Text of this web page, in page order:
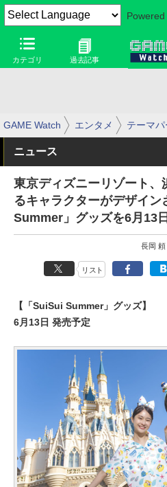
Powered
カテゴリ 過去記事
GAME Watch エンタメ テーマパ
ニュース
東京ディズニーリゾート、
るキャラクターがデザイ
Summer」グッズを6月13
長岡 頼
リスト
【「SuiSui Summer」グッズ】
6月13日 発売予定